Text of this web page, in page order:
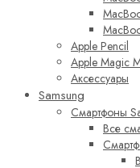
Apple Pencil
Apple Magic
Аксессуары
Samsung
Смартфоны
Все